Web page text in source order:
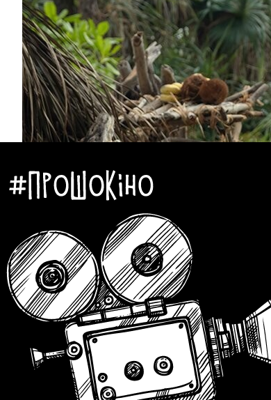
КіноНовиниОгляди та Рецензії
Після перегляду фільму запитала у
безлюдний острів. Переважна більшість
старлінки (!). І...
Автор:Аліна Бондарєва